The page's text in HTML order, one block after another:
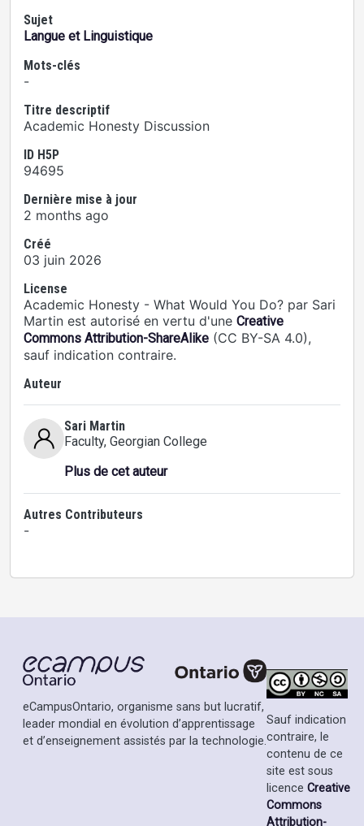
Sujet
Langue et Linguistique
Mots-clés
-
Titre descriptif
Academic Honesty Discussion
ID H5P
94695
Dernière mise à jour
2 months ago
Créé
03 juin 2026
License
Academic Honesty - What Would You Do? par Sari
Martin est autorisé en vertu d'une Creative
Commons Attribution-ShareAlike (CC BY-SA 4.0),
sauf indication contraire.
Auteur
Sari Martin
Faculty, Georgian College
Plus de cet auteur
Autres Contributeurs
-
eCampusOntario, organisme sans but lucratif,
leader mondial en évolution d’apprentissage
et d’enseignement assistés par la technologie.
Sauf indication
contraire, le
contenu de ce
site est sous
licence Creative
Commons
Attribution-